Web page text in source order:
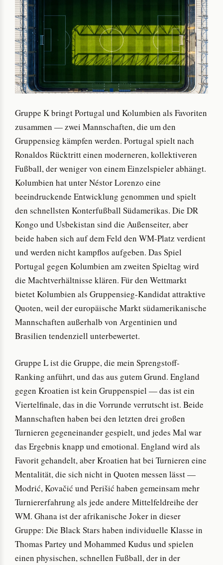
Gruppe K bringt Portugal und Kolumbien als Favoriten
zusammen — zwei Mannschaften, die um den
Gruppensieg kämpfen werden. Portugal spielt nach
Ronaldos Rücktritt einen moderneren, kollektiveren
Fußball, der weniger von einem Einzelspieler abhängt.
Kolumbien hat unter Néstor Lorenzo eine
beeindruckende Entwicklung genommen und spielt
den schnellsten Konterfußball Südamerikas. Die DR
Kongo und Usbekistan sind die Außenseiter, aber
beide haben sich auf dem Feld den WM-Platz verdient
und werden nicht kampflos aufgeben. Das Spiel
Portugal gegen Kolumbien am zweiten Spieltag wird
die Machtverhältnisse klären. Für den Wettmarkt
bietet Kolumbien als Gruppensieg-Kandidat attraktive
Quoten, weil der europäische Markt südamerikanische
Mannschaften außerhalb von Argentinien und
Brasilien tendenziell unterbewertet.
Gruppe L ist die Gruppe, die mein Sprengstoff-
Ranking anführt, und das aus gutem Grund. England
gegen Kroatien ist kein Gruppenspiel — das ist ein
Viertelfinale, das in die Vorrunde verrutscht ist. Beide
Mannschaften haben bei den letzten drei großen
Turnieren gegeneinander gespielt, und jedes Mal war
das Ergebnis knapp und emotional. England wird als
Favorit gehandelt, aber Kroatien hat bei Turnieren eine
Mentalität, die sich nicht in Quoten messen lässt —
Modrić, Kovačić und Perišić haben gemeinsam mehr
Turniererfahrung als jede andere Mittelfeldreihe der
WM. Ghana ist der afrikanische Joker in dieser
Gruppe: Die Black Stars haben individuelle Klasse in
Thomas Partey und Mohammed Kudus und spielen
einen physischen, schnellen Fußball, der in der